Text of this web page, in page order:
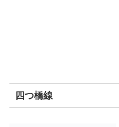
四つ橋線